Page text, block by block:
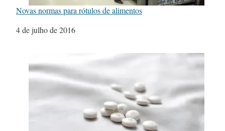
Novas normas para rótulos de alimentos
Data
4 de julho de 2016